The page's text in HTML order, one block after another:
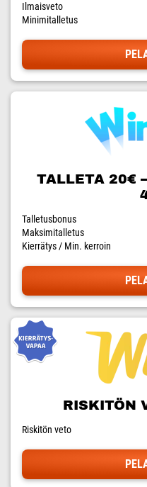
Ilmaisveto
Minimitalletus
TALLETA 20€
Talletusbonus
Maksimitalletus
Kierrätys / Min. kerroin
RISKITÖN
Riskitön veto